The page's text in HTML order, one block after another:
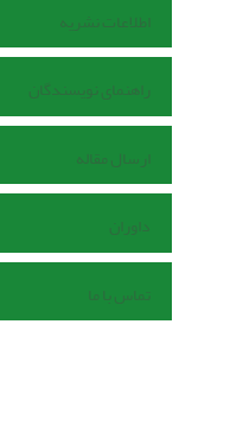
اطلاعات نشریه
راهنمای نویسندگان
ارسال مقاله
داوران
تماس با ما